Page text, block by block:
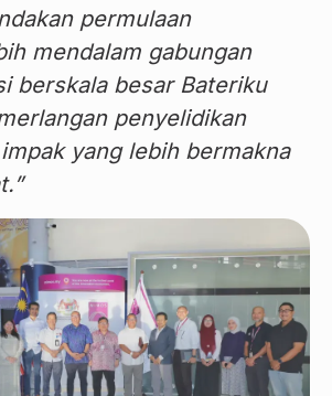
permulaan
mendalam gabungan
berskala besar Bateriku
penyelidikan
yang lebih bermakna